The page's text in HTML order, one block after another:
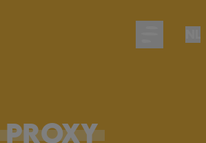
Open main
PROXY